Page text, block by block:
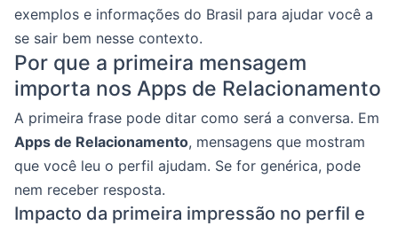
exemplos e informações do Brasil para ajudar você a
se sair bem nesse contexto.
Por que a primeira mensagem
importa nos Apps de Relacionamento
A primeira frase pode ditar como será a conversa. Em
Apps de Relacionamento, mensagens que mostram
que você leu o perfil ajudam. Se for genérica, pode
nem receber resposta.
Impacto da primeira impressão no perfil e